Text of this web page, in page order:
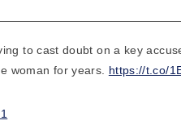
to cast doubt on a key
woman for years. https://t.co/